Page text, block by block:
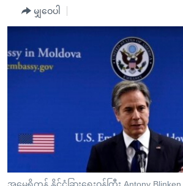
ကြည့်
ရန်
စာမျက်နှာ
ကြည့်
အစ္စရေး-ပါလက်စတိုင်း
အင်္ဂလိပ်စာလေ့လာမယ်
မကြေးမုံရဲ့ အင်္ဂလိပ်စာ
ရေဒီယို
ရေဒီယိုနှင့်ရုပ်သံ အချက်အလက်များ
ဗွီအိုအေ လူမှုကွန်ယက်များ
မျှဝေပါ
အမေရိကန် နိုင်ငံခြားရေးဝန်ကြီး Antony